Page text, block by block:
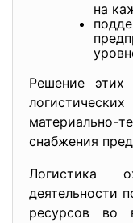
на
Решение
материально-
снабжения
Логистика
деятельности
ресурсов во